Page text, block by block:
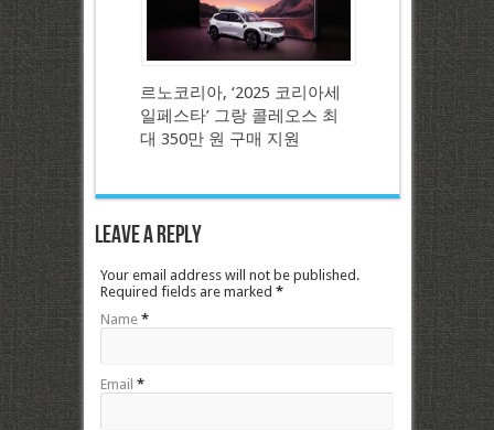
르노코리아, ‘2025 코리아세
일페스타’ 그랑 콜레오스 최
대 350만 원 구매 지원
Leave a Reply
Your email address will not be published.
Required fields are marked *
Name *
Email *